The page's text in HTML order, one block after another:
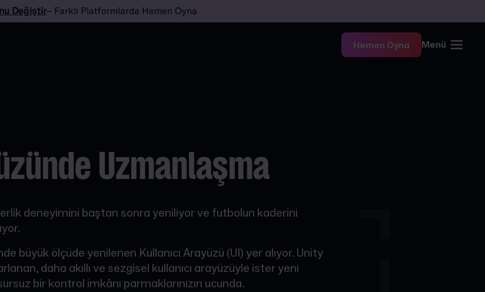
Değiştir– Farklı Platformlarda Hemen Oyna
Hemen Oyna Menü
Uzmanlaşma
deneyimini baştan sonra yeniliyor ve futbolun kaderini
büyük ölçüde yenilenen Kullanıcı Arayüzü (UI) yer alıyor. Unity
daha akıllı ve sezgisel kullanıcı arayüzüyle ister yeni
bir kontrol imkânı parmaklarınızın ucunda.